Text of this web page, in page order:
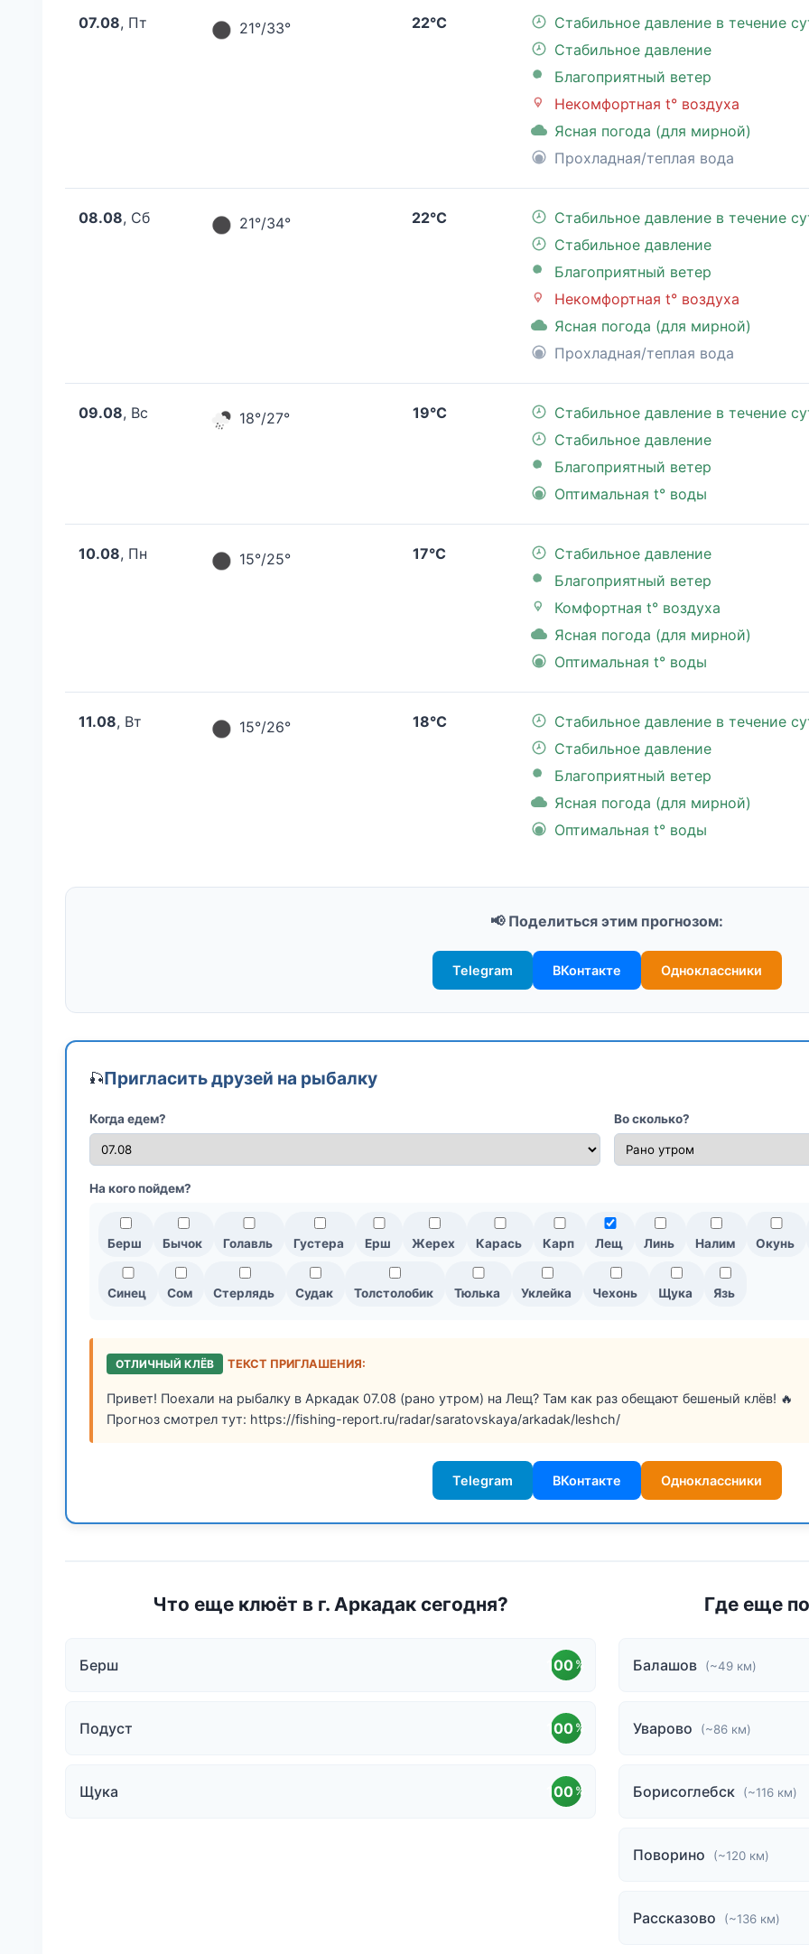
07.08, Пт 21°/33° 22°C
Стабильное давление в течение
Стабильное давление
Благоприятный ветер
Некомфортная t° воздуха
Ясная погода (для мирной)
Прохладная/теплая вода
08.08, Сб 21°/34° 22°C
Стабильное давление в течение
Стабильное давление
Благоприятный ветер
Некомфортная t° воздуха
Ясная погода (для мирной)
Прохладная/теплая вода
09.08, Вс 18°/27° 19°C
Стабильное давление в течение
Стабильное давление
Благоприятный ветер
Оптимальная t° воды
10.08, Пн 15°/25° 17°C
Стабильное давление
Благоприятный ветер
Комфортная t° воздуха
Ясная погода (для мирной)
Оптимальная t° воды
11.08, Вт 15°/26° 18°C
Стабильное давление в течение
Стабильное давление
Благоприятный ветер
Ясная погода (для мирной)
Оптимальная t° воды
📢 Поделиться этим прогнозом:
Telegram ВКонтакте Одноклассники
🎣Пригласить друзей на рыбалку
Когда едем? Во сколько?
На кого пойдем?
Берш Бычок Голавль Густера Ерш Жерех Карась Карп Лещ Линь Налим Окунь
Синец Сом Стерлядь Судак Толстолобик Тюлька Уклейка Чехонь Щука Язь
ОТЛИЧНЫЙ КЛЁВ ТЕКСТ ПРИГЛАШЕНИЯ:
Привет! Поехали на рыбалку в Аркадак 07.08 (рано утром) на Лещ? Там как раз обещают бешеный клёв! 🔥
Прогноз смотрел тут: https://fishing-report.ru/radar/saratovskaya/arkadak/leshch/
Telegram ВКонтакте Одноклассники
Что еще клюёт в г. Аркадак сегодня?
Берш 100 %
Подуст 100 %
Щука 100 %
Где еще
Балашов (~49 км)
Уварово (~86 км)
Борисоглебск (~116 км)
Поворино (~120 км)
Рассказово (~136 км)